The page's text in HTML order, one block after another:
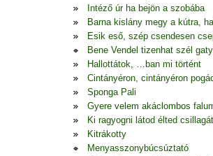
Intéző úr ha bejön a szobába
Barna kislány megy a kútra,
Esik eső, szép csendesen
Bene Vendel tizenhat szél
Hallottátok, …ban mi történt
Cintányéron, cintányéron
Sponga Pali
Gyere velem akáclombos
Ki ragyogni látod élted csillagát
Kitrákotty
Menyasszonybúcsúztató